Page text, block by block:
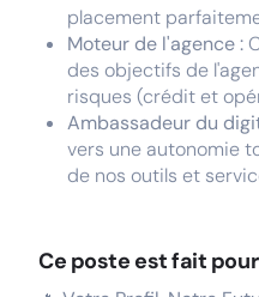
placement
Moteur de l'agence :
des objectifs de
risques (crédit et
Ambassadeur du
vers une autonomie
de nos outils et
Ce poste est fait